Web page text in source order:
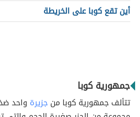
أين تقع كوبا على الخريطة
جمهورية كوبا
تتألف جمهورية كوبا منجزيرة واحد